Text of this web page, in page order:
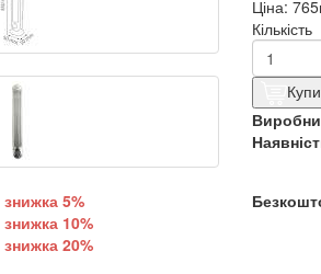
Ціна:
Кількість
знижка 5%
знижка10%
знижка20%